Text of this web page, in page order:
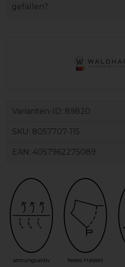
gefallen?
Varianten-ID: 89820
SKU: 8057707-115
EAN: 4057962275089
atmungsaktiv festes Halsteil